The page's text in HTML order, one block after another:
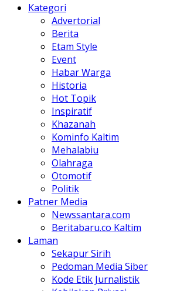
Kategori
Advertorial
Berita
Etam Style
Event
Habar Warga
Historia
Hot Topik
Inspiratif
Khazanah
Kominfo Kaltim
Mehalabiu
Olahraga
Otomotif
Politik
Patner Media
Newssantara.com
Beritabaru.co Kaltim
Laman
Sekapur Sirih
Pedoman Media Siber
Kode Etik Jurnalistik